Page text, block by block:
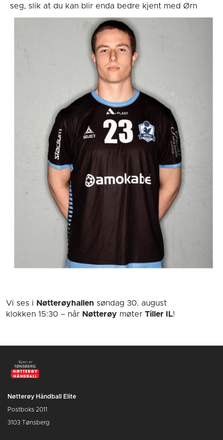
seg, slik at du kan blir enda bedre kjent med Ørn
Vi ses i Nøtterøyhallen søndag 30. august
klokken 15:30 – når Nøtterøy møter Tiller IL!
Nøtterøy Håndball Elite
Postboks 2011
3103 Tønsberg